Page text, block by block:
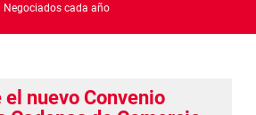
Negociados cada año
el nuevo Convenio